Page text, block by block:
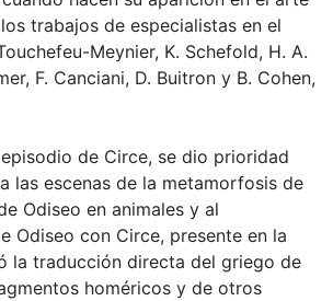
trabajos de especialistas en el
Meynier, K. Schefold, H. A.
F. Canciani, D. Buitron y B. Cohen,
de Circe, se dio prioridad
las escenas de la metamorfosis de
Odiseo en animales y al
Odiseo con Circe, presente en la
la traducción directa del griego de
homéricos y de otros